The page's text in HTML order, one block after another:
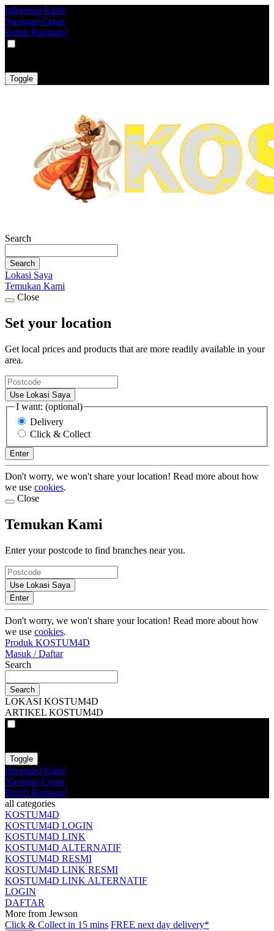
Informasi Kami
Navigasi Cepat
Butuh Bantuan?
Toggle
Search
Search
Lokasi Saya
Temukan Kami
Close
Set your location
Get local prices and products that are more readily available in your
area.
Use Lokasi Saya
I want: (optional)
Delivery
Click & Collect
Enter
Don't worry, we won't share your location! Read more about how
we use cookies.
Close
Temukan Kami
Enter your postcode to find branches near you.
Use Lokasi Saya
Enter
Don't worry, we won't share your location! Read more about how
we use cookies.
Produk KOSTUM4D
Masuk / Daftar
Search
Search
LOKASI KOSTUM4D
ARTIKEL KOSTUM4D
Toggle
Informasi Kami
Navigasi Cepat
Butuh Bantuan?
all categories
KOSTUM4D
KOSTUM4D LOGIN
KOSTUM4D LINK
KOSTUM4D ALTERNATIF
KOSTUM4D RESMI
KOSTUM4D LINK RESMI
KOSTUM4D LINK ALTERNATIF
LOGIN
DAFTAR
More from Jewson
Click & Collect in 15 mins FREE next day delivery*